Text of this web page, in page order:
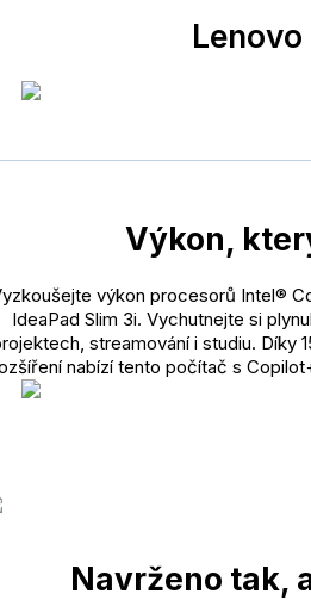
Lenovo
Výkon,
výkon procesorů Intel®
IdeaPad Slim 3i. Vychutnejte si
streamování i studiu. Díky
nabízí tento počítač s
Navrženo tak,